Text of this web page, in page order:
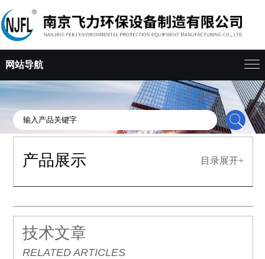
网站导航
产品展示 目录展开+
技术文章
RELATED ARTICLES